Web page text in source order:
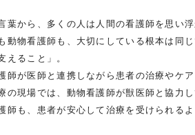
葉から、多くの人は人間の看護師を思い
動物看護師も、大切にしている根本は同
えること」。
師が医師と連携しながら患者の治療やケア
の現場では、動物看護師が獣医師と協力
師も、患者が安心して治療を受けられる